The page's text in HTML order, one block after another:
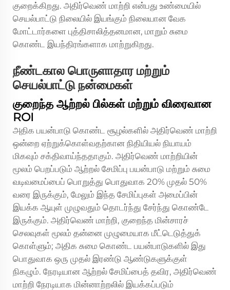
குறைக்கிறது. அதிர்வெண் மாற்றி என்பது உண்மையில்
செயல்பாட்டு நிலையில் இயங்கும் நிலையான வேக
மோட்டார்களை புத்திசாலித்தனமான, மாறும் சுமை
கொண்ட இயந்திரங்களாக மாற்றுகிறது.
நீண்டகால பொருளாதார மற்றும்
செயல்பாட்டு நன்மைகள்
குறைந்த ஆற்றல் பில்கள் மற்றும் விரைவான
ROI
அதிக பயன்பாடு கொண்ட சூழல்களில் அதிர்வெண் மாற்றி
ஒன்றை ஏற்றுக்கொள்வதற்கான நிதியியல் நியாயம்
மிகவும் சக்திவாய்ந்ததாகும். அதிர்வெண் மாற்றியின்
மூலம் பெறப்படும் ஆற்றல் சேமிப்பு பயன்பாடு மற்றும் சுமை
வடிவமைப்பைப் பொறுத்து பொதுவாக 20% முதல் 50%
வரை இருக்கும், மேலும் இந்த சேமிப்புகள் அமைப்பின்
இயக்க ஆயுள் முழுவதும் தொடர்ந்து சேர்ந்து கொண்டே
இருக்கும். அதிர்வெண் மாற்றி, குறைந்த மின்சாரச்
செலவுகள் மூலம் தன்னை முழுமையாக மீட்டெடுத்துக்
கொள்ளும்; அதிக சுமை கொண்ட பயன்பாடுகளில் இது
பொதுவாக ஒரு முதல் இரண்டு ஆண்டுகளுக்குள்
நிகழும். நேரடியான ஆற்றல் சேமிப்பைத் தவிர, அதிர்வெண்
மாற்றி நேரடியாக மின்னாற்றலில் இயக்கப்படும்